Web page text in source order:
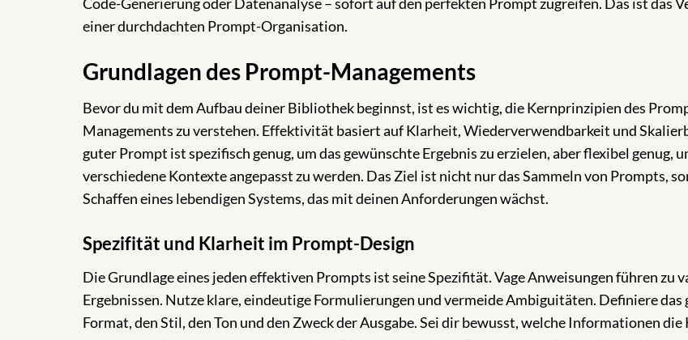
Code-Generierung oder Datenanalyse – sofort auf den perfekten Prompt zugreifen. Das ist das
einer durchdachten Prompt-Organisation.
Grundlagen des Prompt-Managements
Bevor du mit dem Aufbau deiner Bibliothek beginnst, ist es wichtig, die Kernprinzipien des
Managements zu verstehen. Effektivität basiert auf Klarheit, Wiederverwendbarkeit und
guter Prompt ist spezifisch genug, um das gewünschte Ergebnis zu erzielen, aber flexibel genug,
verschiedene Kontexte angepasst zu werden. Das Ziel ist nicht nur das Sammeln von Prompts,
Schaffen eines lebendigen Systems, das mit deinen Anforderungen wächst.
Spezifität und Klarheit im Prompt-Design
Die Grundlage eines jeden effektiven Prompts ist seine Spezifität. Vage Anweisungen führen zu
Ergebnissen. Nutze klare, eindeutige Formulierungen und vermeide Ambiguitäten. Definiere das
Format, den Stil, den Ton und den Zweck der Ausgabe. Sei dir bewusst, welche Informationen